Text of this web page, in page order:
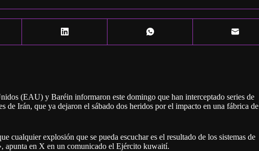
(EAU) y Baréin informaron este domingo que han interceptado series de
de Irán, que ya dejaron el sábado dos heridos por el impacto en una fábrica de
cualquier explosión que se pueda escuchar es el resultado de los sistemas de
apunta en X en un comunicado el Ejército kuwaití.